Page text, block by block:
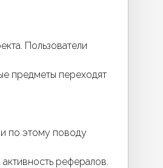
Пользователи
предметы переходят
по этому поводу
рефералов.